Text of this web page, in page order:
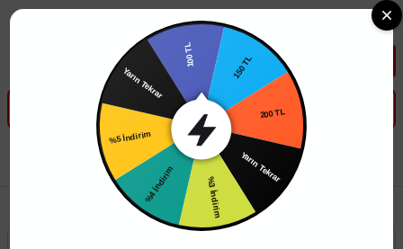
Tüm Banka Kartlarına Vade Farksız 3-5 Taksit Fırsatı Mailorder ile
Elektrik Tesisat Malzemeleri Kablo Kanalları
100 TL
150 TL
200 TL
Yarın Tekrar
%3 İndirim
%4 İndirim
%5 İndirim
Yarın Tekrar